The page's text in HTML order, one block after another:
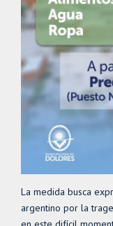
La medida busca
argentino por la